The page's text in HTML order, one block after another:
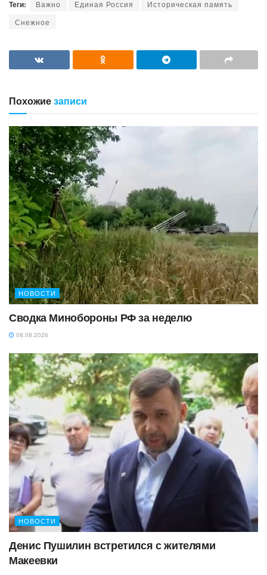
Теги: Важно Единая Россия
Историческая память
Снежное
Похожиезаписи
НОВОСТИ
Сводка Минобороны РФ за неделю
08.08.2026
НОВОСТИ
Денис Пушилин встретился с жителями
Макеевки